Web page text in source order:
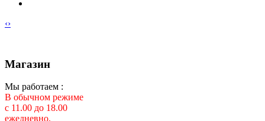
‹›
Магазин
Мы работаем :
В обычном режиме
с 11.00 до 18.00
ежедневно.